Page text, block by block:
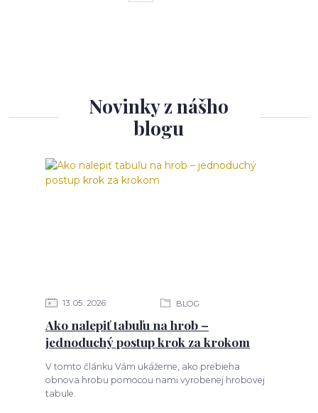
Novinky z nášho
blogu
13 05 2026 BLOG
Ako nalepiť tabuľu na hrob –
jednoduchý postup krok za krokom
V tomto článku Vám ukážeme, ako prebieha
obnova hrobu pomocou nami vyrobenej hrobovej
tabule.